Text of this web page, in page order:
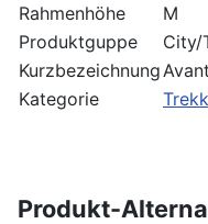
Rahmenhöhe
M
Produktguppe
City/
Kurzbezeichnung
Kategorie
Produkt-